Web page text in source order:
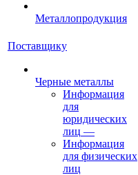
Металлопродукция
Поставщику
Черные металлы
Информация
для
юридических
лиц —
Информация
для физических
лиц